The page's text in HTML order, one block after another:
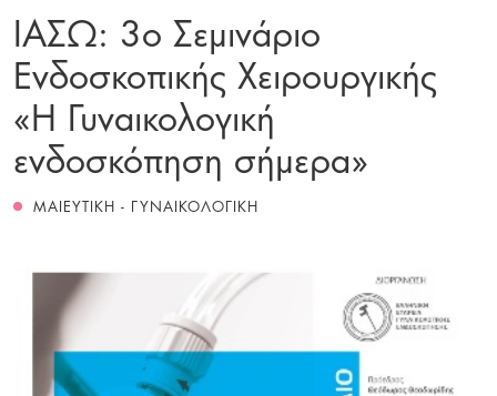
ΙΑΣΩ: 3ο Σεμινάριο
Ενδοσκοπικής Χειρουργικής
«H Γυναικολογική
ενδοσκόπηση σήμερα»
ΜΑΙΕΥΤΙΚΗ - ΓΥΝΑΙΚΟΛΟΓΙΚΗ